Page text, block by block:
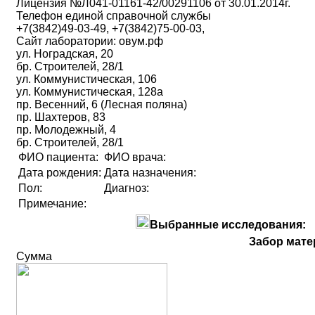
Лицензия №Л041-01161-42/00291106 от 30.01.2014г.
Телефон единой справочной службы
+7(3842)49-03-49, +7(3842)75-00-03,
Сайт лаборатории: овум.рф
ул. Ноградская, 20
бр. Строителей, 28/1
ул. Коммунистическая, 106
ул. Коммунистическая, 128а
пр. Весенний, 6 (Лесная поляна)
пр. Шахтеров, 83
пр. Молодежный, 4
бр. Строителей, 28/1
ФИО пациента: ФИО врача:
Дата рождения: Дата назначения:
Пол:
Диагноз:
Примечание:
Выбранные исследования:
Забор
Сумма